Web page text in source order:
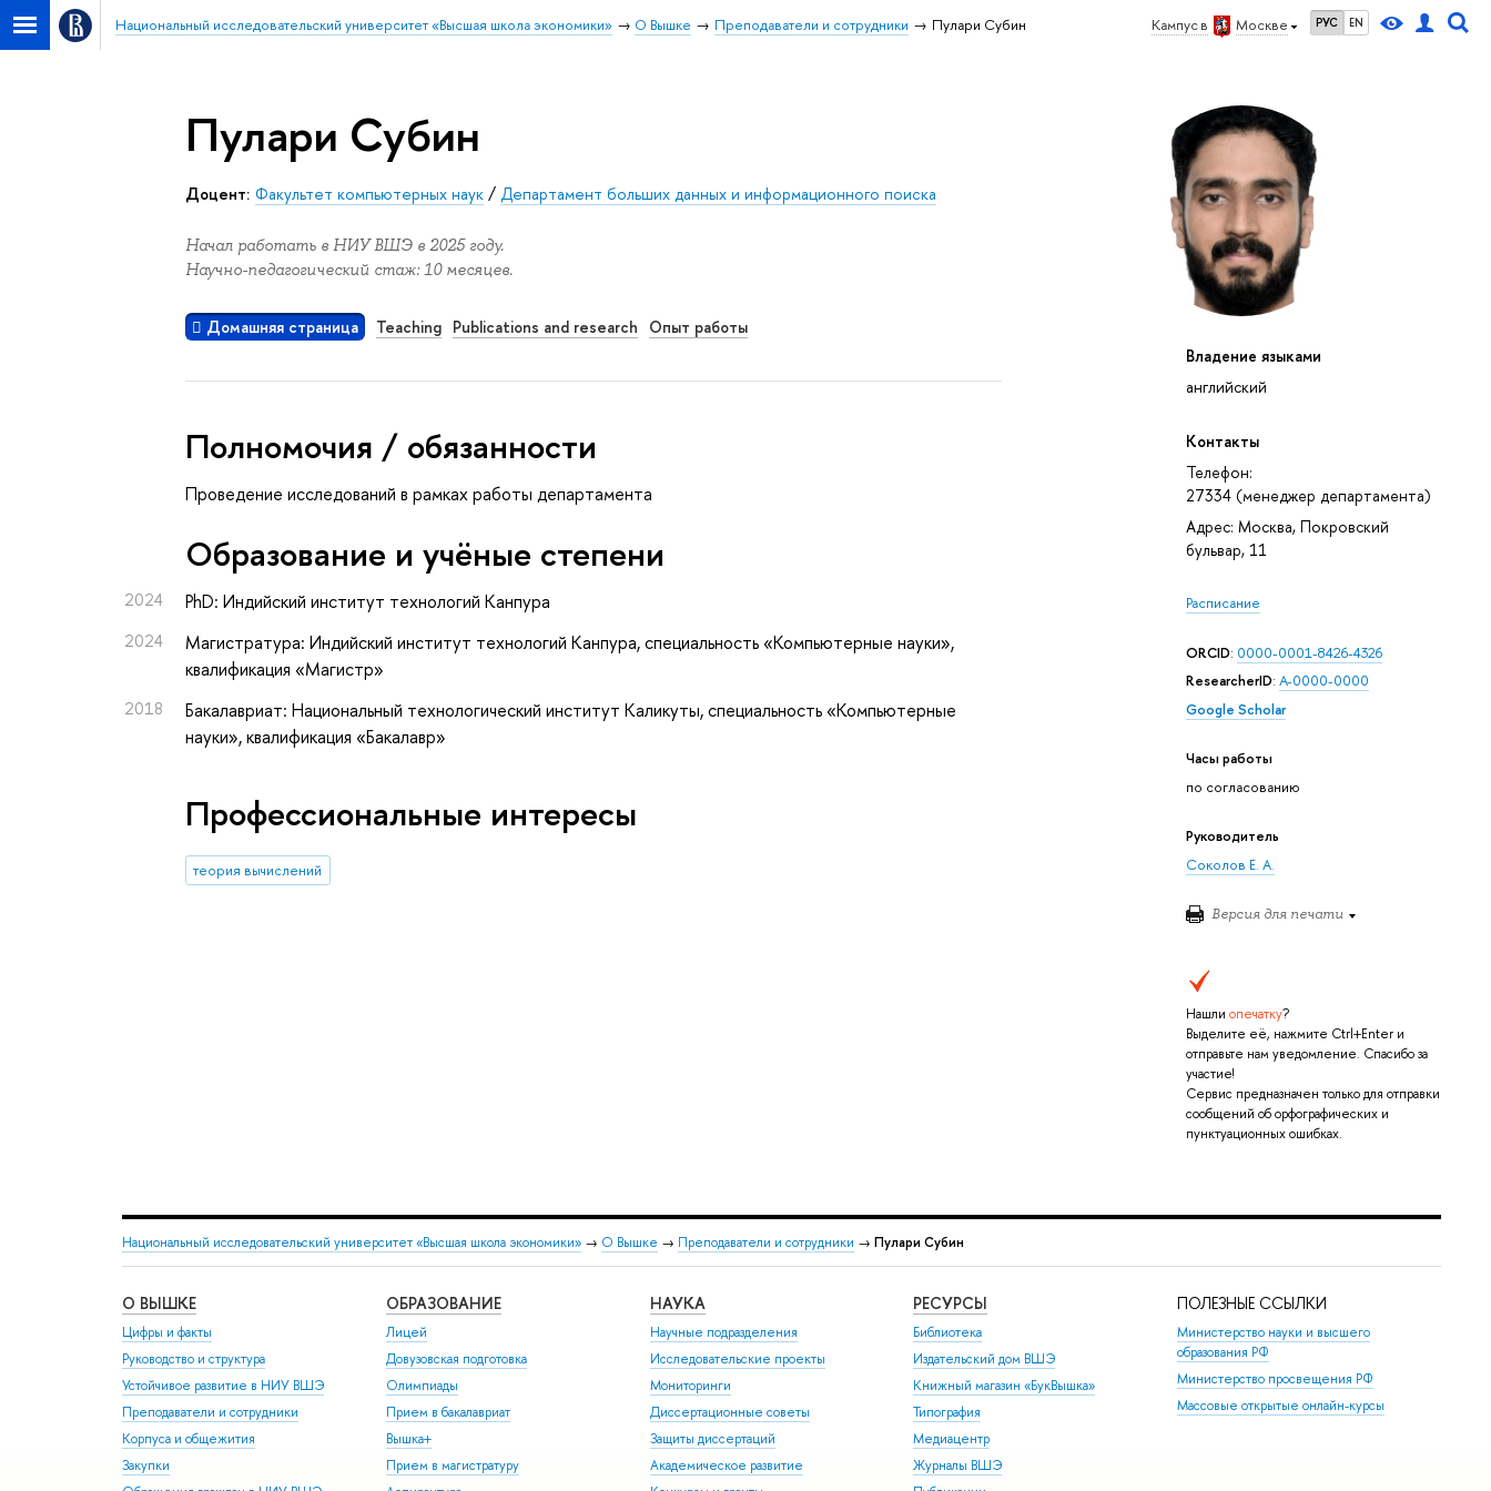
Кампус в Москве РУС EN
Национальный исследовательский университет «Высшая школа экономики» О Вышке Преподаватели и сотрудники Пулари Субин
Владение языками
английский
Контакты
Телефон:
27334 (менеджер департамента)
Адрес: Москва, Покровский
бульвар, 11
Расписание
ORCID: 0000-0001-8426-4326
ResearcherID: A-0000-0000
Google Scholar
Часы работы
по согласованию
Руководитель
Соколов Е. А.
Версия для печати
Нашли опечатку?
Выделите её, нажмите Ctrl+Enter и
отправьте нам уведомление. Спасибо за
участие!
Сервис предназначен только для отправки
сообщений об орфографических и
пунктуационных ошибках.
Пулари Субин
Доцент: Факультет компьютерных наук / Департамент больших данных и информационного поиска
Начал работать в НИУ ВШЭ в 2025 году.
Научно-педагогический стаж: 10 месяцев.
Домашняя страница Teaching Publications and research Опыт работы
Полномочия / обязанности
Проведение исследований в рамках работы департамента
Oбразование и учёные степени
2024 PhD: Индийский институт технологий Канпура
2024
Магистратура: Индийский институт технологий Канпура, специальность «Компьютерные науки»,
квалификация «Магистр»
2018
Бакалавриат: Национальный технологический институт Каликуты, специальность «Компьютерные
науки», квалификация «Бакалавр»
Профессиональные интересы
теория вычислений
Национальный исследовательский университет «Высшая школа экономики» → О Вышке → Преподаватели и сотрудники → Пулари Субин
О ВЫШКЕ
Цифры и факты
Руководство и структура
Устойчивое развитие в НИУ ВШЭ
Преподаватели и сотрудники
Корпуса и общежития
Закупки
ОБРАЗОВАНИЕ
Лицей
Довузовская подготовка
Олимпиады
Прием в бакалавриат
Вышка+
Прием в магистратуру
НАУКА
Научные подразделения
Исследовательские проекты
Мониторинги
Диссертационные советы
Защиты диссертаций
Академическое развитие
РЕСУРСЫ
Библиотека
Издательский дом ВШЭ
Книжный магазин «БукВышка»
Типография
Медиацентр
Журналы ВШЭ
ПОЛЕЗНЫЕ ССЫЛКИ
Министерство науки и высшего
образования РФ
Министерство просвещения РФ
Массовые открытые онлайн-курсы